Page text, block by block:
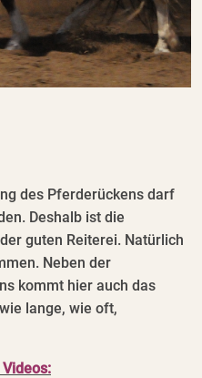
des Pferderückens darf
Deshalb ist die
guten Reiterei. Natürlich
Neben der
kommt hier auch das
lange, wie oft,